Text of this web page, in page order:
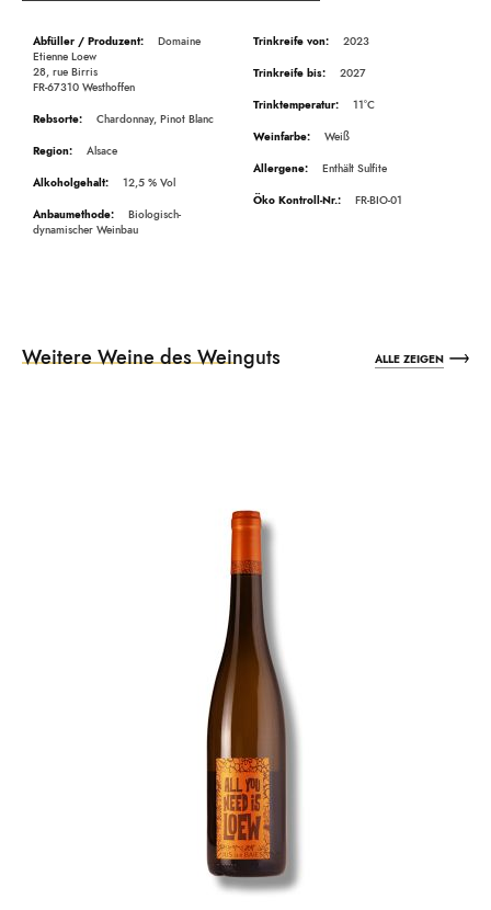
Beschreibung
Etienne Loew
28, rue Birris
FR-67310 Westhoffen
Chardonnay, Pinot Blanc
Alsace
12,5
dynamischer Weinbau
2023
2027
11°C
Weiß
Enthält Sulfite
FR-BIO-01
Weitere Weine des Weinguts ALLE ZEIGEN